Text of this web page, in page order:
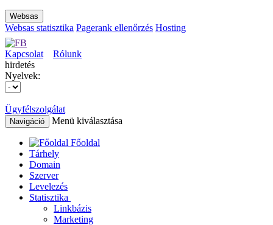
Websas
Websas statisztika Pagerank ellenőrzés Hosting
Kapcsolat
Rólunk
hirdetés
Nyelvek:
Ügyfélszolgálat
Navigáció Menü kiválasztása
Főoldal
Tárhely
Domain
Szerver
Levelezés
Statisztika
Linkbázis
Marketing